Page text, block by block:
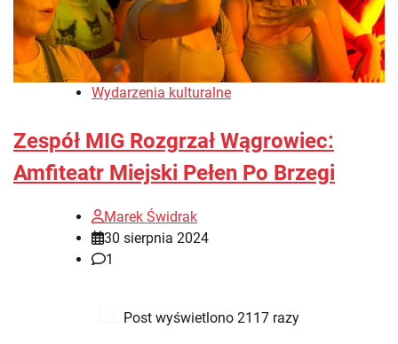
Wydarzenia kulturalne
Zespół MIG Rozgrzał Wągrowiec:
Amfiteatr Miejski Pełen Po Brzegi
Marek Świdrak
30 sierpnia 2024
1
Post wyświetlono 2117 razy